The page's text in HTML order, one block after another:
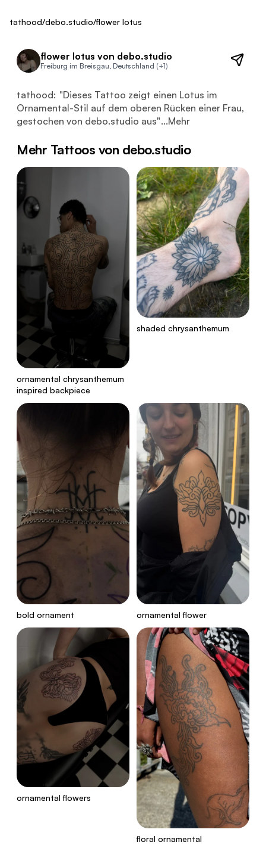
tathood/debo.studio/flower lotus
flower lotus von debo.studio
Freiburg im Breisgau, Deutschland (+1)
Dieses Tattoo zeigt einen Lotus im Ornamental-Stil
tathood: "Dieses Tattoo zeigt einen Lotus im
Ornamental-Stil auf dem oberen Rücken einer Frau,
gestochen von debo.studio aus"...Mehr
Mehr Tattoos von debo.studio
ornamental chrysanthemum
inspired backpiece
shaded chrysanthemum
bold ornament ornamental flower
ornamental flowers
floral ornamental